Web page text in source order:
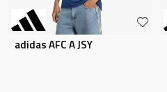
adidas AFC A JSY